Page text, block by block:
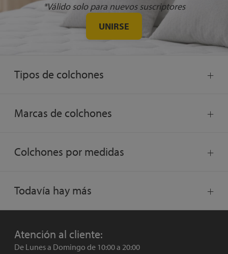
*Válido solo para nuevos suscriptores
UNIRSE
Tipos de colchones
Marcas de colchones
Colchones por medidas
Todavía hay más
Atención al cliente:
De Lunes a Domingo de 10:00 a 20:00